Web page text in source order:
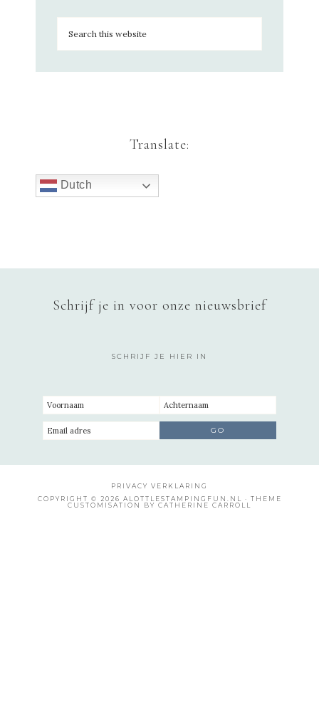
Translate:
Dutch
Schrijf je in voor onze nieuwsbrief
SCHRIJF JE HIER IN
PRIVACY VERKLARING
COPYRIGHT © 2026 ALOTTLESTAMPINGFUN.NL · THEME
CUSTOMISATION BY CATHERINE CARROLL